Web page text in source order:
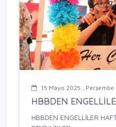
15 Mayıs 2025 ,
HBBDEN
HBBDEN ENGELLİLER